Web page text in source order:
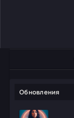
Обновления